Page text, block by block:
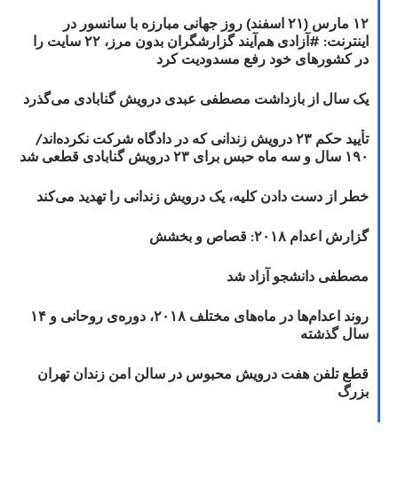
۱۲ مارس (۲۱ اسفند) روز جهانی مبارزه با سانسور در
اینترنت: #آزادی هم‌آیند گزارشگران‌ بدون مرز، ۲۲ سایت را
در کشورهای خود رفع مسدودیت کرد
یک سال از بازداشت مصطفی عبدی درویش گنابادی می‌گذرد
تأیید حکم ۲۳ درویش زندانی که در دادگاه شرکت نکرده‌اند/
۱۹۰ سال و سه ماه حبس برای ۲۳ درویش گنابادی قطعی شد
خطر از دست دادن کلیه، یک درویش زندانی را تهدید می‌کند
گزارش اعدام ۲۰۱۸: قصاص و بخشش
مصطفی دانشجو آزاد شد
روند اعدام‌ها در ماه‌های مختلف ۲۰۱۸، دوره‌ی روحانی و ۱۴
سال گذشته
قطع تلفن هفت درویش محبوس در سالن امن زندان تهران
بزرگ